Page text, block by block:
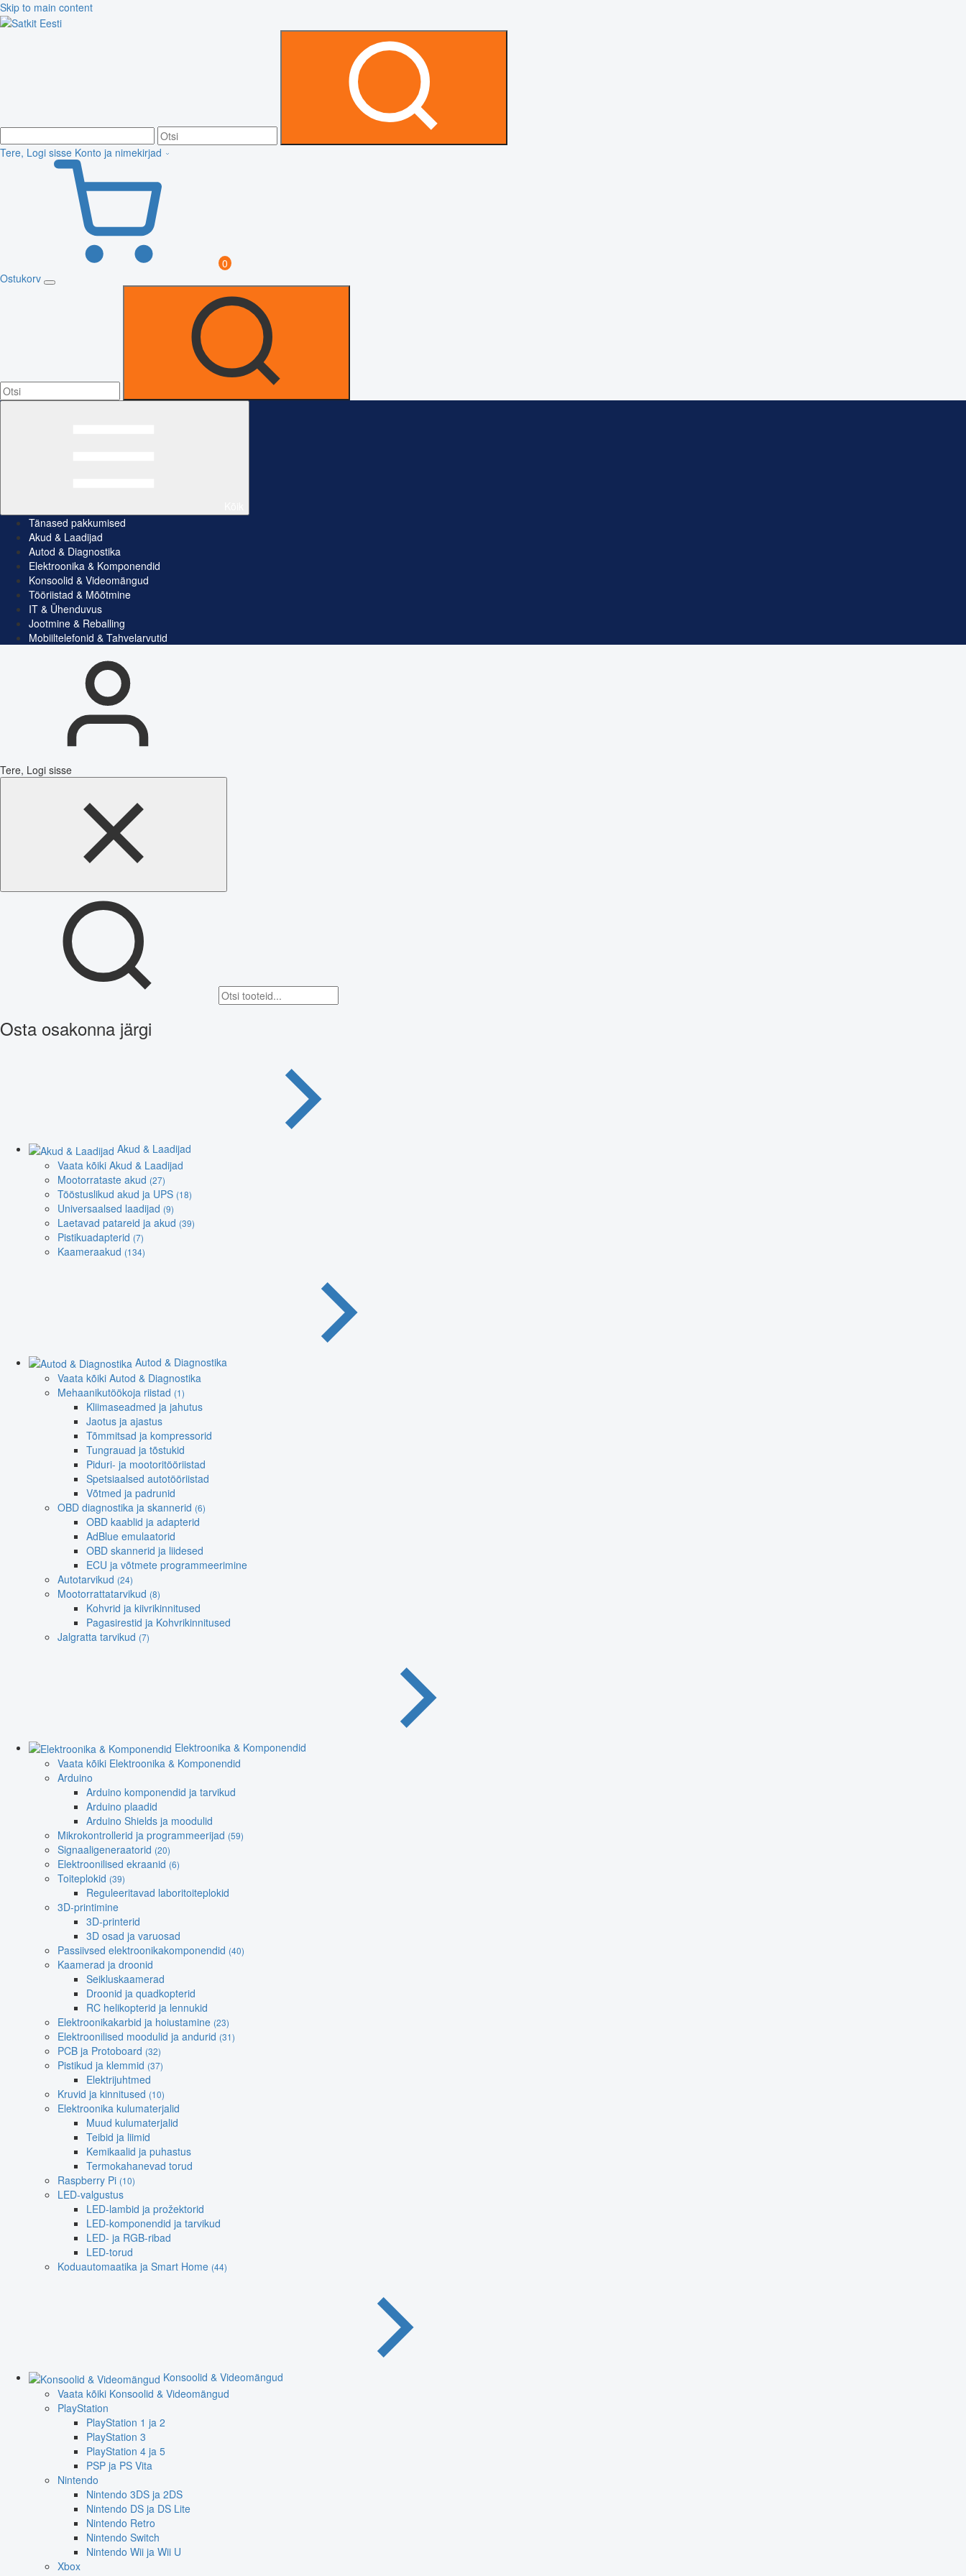
Skip to main content
Tere, Logi sisse Konto ja nimekirjad
0
Ostukorv
Tänased pakkumised
Akud & Laadijad
Autod & Diagnostika
Elektroonika & Komponendid
Konsoolid & Videomängud
Tööriistad & Mõõtmine
IT & Ühenduvus
Jootmine & Reballing
Mobiiltelefonid & Tahvelarvutid
Tere, Logi sisse
Osta osakonna järgi
Akud & Laadijad
Vaata kõiki Akud & Laadijad
Mootorrataste akud (27)
Tööstuslikud akud ja UPS (18)
Universaalsed laadijad (9)
Laetavad patareid ja akud (39)
Pistikuadapterid (7)
Kaameraakud (134)
Autod & Diagnostika
Vaata kõiki Autod & Diagnostika
Mehaanikutöökoja riistad (1)
Kliimaseadmed ja jahutus
Jaotus ja ajastus
Tõmmitsad ja kompressorid
Tungrauad ja tõstukid
Piduri- ja mootoritööriistad
Spetsiaalsed autotööriistad
Võtmed ja padrunid
OBD diagnostika ja skannerid (6)
OBD kaablid ja adapterid
AdBlue emulaatorid
OBD skannerid ja liidesed
ECU ja võtmete programmeerimine
Autotarvikud (24)
Mootorrattatarvikud (8)
Kohvrid ja kiivrikinnitused
Pagasirestid ja Kohvrikinnitused
Jalgratta tarvikud (7)
Elektroonika & Komponendid
Vaata kõiki Elektroonika & Komponendid
Arduino
Arduino komponendid ja tarvikud
Arduino plaadid
Arduino Shields ja moodulid
Mikrokontrollerid ja programmeerijad (59)
Signaaligeneraatorid (20)
Elektroonilised ekraanid (6)
Toiteplokid (39)
Reguleeritavad laboritoiteplokid
3D-printimine
3D-printerid
3D osad ja varuosad
Passiivsed elektroonikakomponendid (40)
Kaamerad ja droonid
Seikluskaamerad
Droonid ja quadkopterid
RC helikopterid ja lennukid
Elektroonikakarbid ja hoiustamine (23)
Elektroonilised moodulid ja andurid (31)
PCB ja Protoboard (32)
Pistikud ja klemmid (37)
Elektrijuhtmed
Kruvid ja kinnitused (10)
Elektroonika kulumaterjalid
Muud kulumaterjalid
Teibid ja liimid
Kemikaalid ja puhastus
Termokahanevad torud
Raspberry Pi (10)
LED-valgustus
LED-lambid ja prožektorid
LED-komponendid ja tarvikud
LED- ja RGB-ribad
LED-torud
Koduautomaatika ja Smart Home (44)
Konsoolid & Videomängud
Vaata kõiki Konsoolid & Videomängud
PlayStation
PlayStation 1 ja 2
PlayStation 3
PlayStation 4 ja 5
PSP ja PS Vita
Nintendo
Nintendo 3DS ja 2DS
Nintendo DS ja DS Lite
Nintendo Retro
Nintendo Switch
Nintendo Wii ja Wii U
Xbox